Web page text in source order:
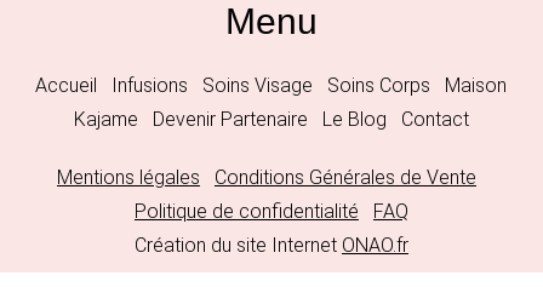
Menu
Accueil Infusions Soins Visage Soins Corps
Maison
Kajame
Devenir Partenaire Le Blog Contact
Mentions légales
Conditions Générales de Vente
Politique de confidentialité
FAQ
Création du site Internet ONAO.fr